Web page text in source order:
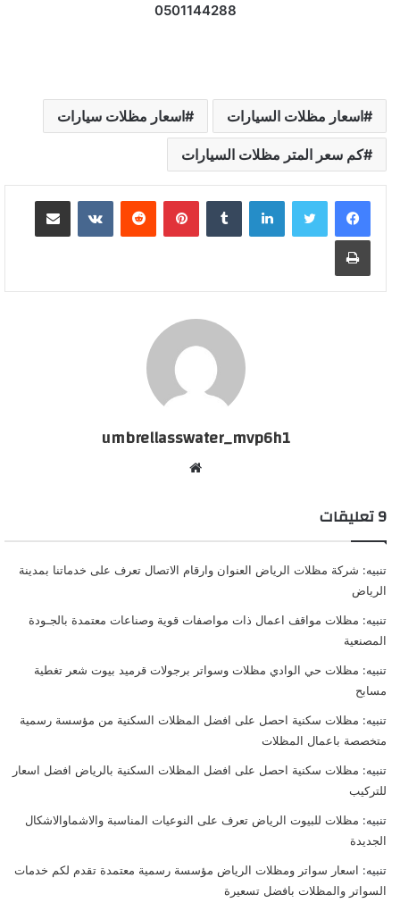
0501144288
اسعار مظلات السيارات اسعار مظلات سيارات
كم سعر المتر مظلات السيارات
لينكدإن بينتيريست مشاركة عبر البريد
طباعة
umbrellasswater_mvp6h1
‫9 تعليقات
تنبيه: شركة مظلات الرياض العنوان وارقام الاتصال تعرف على خدماتنا بمدينة
الرياض
تنبيه: مظلات مواقف اعمال ذات مواصفات قوية وصناعات معتمدة بالجـودة
المصنعية
تنبيه: مظلات حي الوادي مظلات وسواتر برجولات قرميد بيوت شعر تغطية
مسابح
تنبيه: مظلات سكنية احصل على افضل المظلات السكنية من مؤسسة رسمية
متخصصة باعمال المظلات
تنبيه: مظلات سكنية احصل على افضل المظلات السكنية بالرياض افضل اسعار
للتركيب
تنبيه: مظلات للبيوت الرياض تعرف على النوعيات المناسبة والاشماوالاشكال
الجديدة
تنبيه: اسعار سواتر ومظلات الرياض مؤسسة رسمية معتمدة تقدم لكم خدمات
السواتر والمظلات بافضل تسعيرة